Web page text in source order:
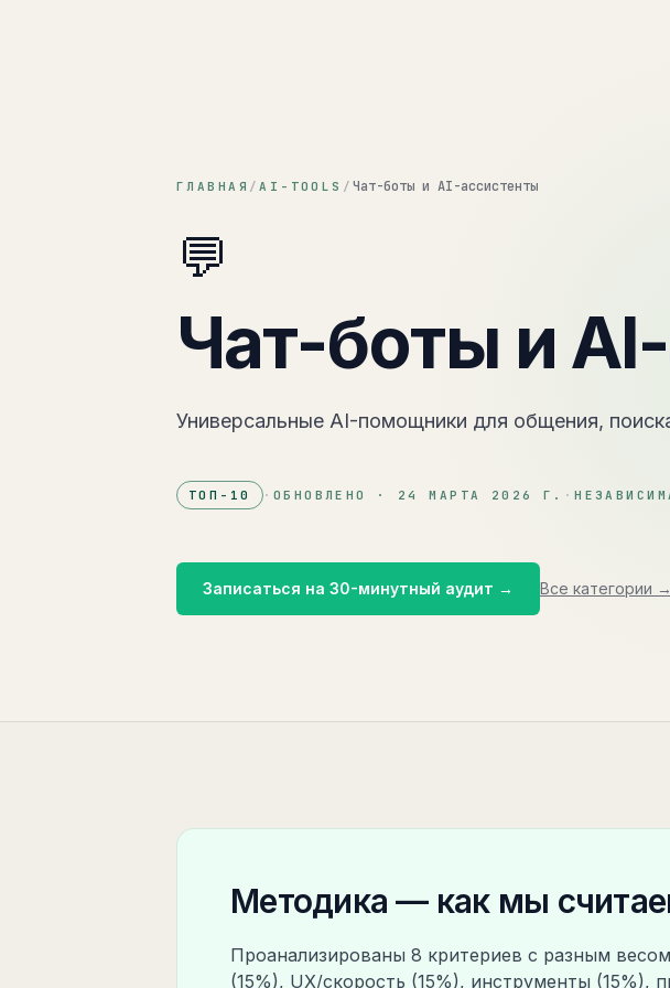
ГЛАВНАЯ /AI-TOOLS /Чат-боты и AI-ассистенты
💬
Чат-боты и
Универсальные AI-помощники для общения,
ТОП- 10 · ОБНОВЛЕНО · 24 МАРТА 2026 Г. ·
Записаться на 30-минутный аудит → Все категории →
Методика — как мы
Проанализированы 8 критериев с разным
(15%), UX/скорость (15%), инструменты (15%),